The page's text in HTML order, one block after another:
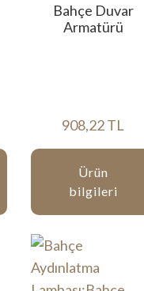
Bahçe Duvar
Armatürü
908,22 TL
Ürün
bilgileri